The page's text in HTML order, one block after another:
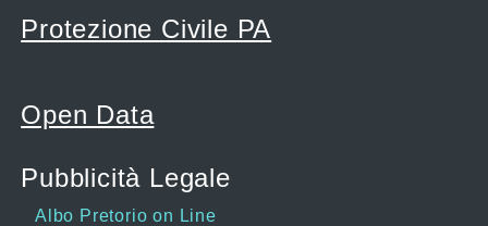
Protezione Civile PA
Open Data
Pubblicità Legale
Albo Pretorio on Line